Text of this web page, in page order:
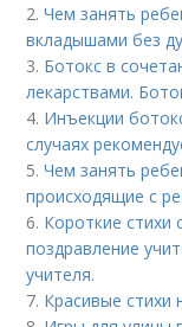
2.Чем занять
вкладышами без
3. Ботокс в
лекарствами.
4. Инъекции
случаях
5.Чем занять
происходящие с
6. Короткие стихи
поздравление
учителя.
7. Красивые стихи